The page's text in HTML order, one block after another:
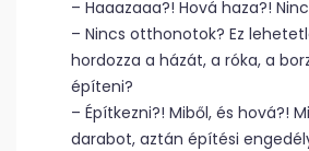
– Haaazaaa?! Hová haza?!
– Nincs otthonotok? Ez
hordozza a házát, a róka, a
építeni?
– Építkezni?! Miből, és hová?!
darabot, aztán építési